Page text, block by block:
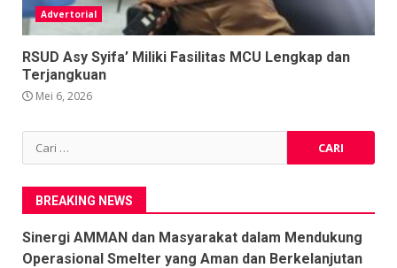
Advertorial
RSUD Asy Syifa’ Miliki Fasilitas MCU Lengkap dan
Terjangkuan
Mei 6, 2026
Cari
untuk:
BREAKING NEWS
Sinergi AMMAN dan Masyarakat dalam Mendukung
Operasional Smelter yang Aman dan Berkelanjutan